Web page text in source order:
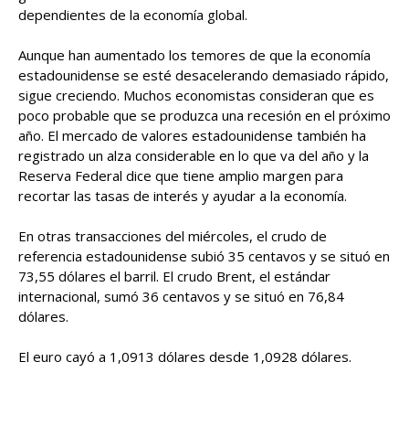
dependientes de la economía global.
Aunque han aumentado los temores de que la economía
estadounidense se esté desacelerando demasiado rápido,
sigue creciendo. Muchos economistas consideran que es
poco probable que se produzca una recesión en el próximo
año. El mercado de valores estadounidense también ha
registrado un alza considerable en lo que va del año y la
Reserva Federal dice que tiene amplio margen para
recortar las tasas de interés y ayudar a la economía.
En otras transacciones del miércoles, el crudo de
referencia estadounidense subió 35 centavos y se situó en
73,55 dólares el barril. El crudo Brent, el estándar
internacional, sumó 36 centavos y se situó en 76,84
dólares.
El euro cayó a 1,0913 dólares desde 1,0928 dólares.